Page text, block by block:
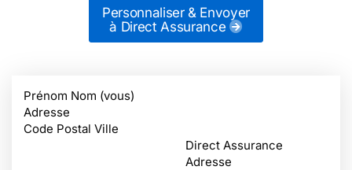
Personnaliser & Envoyer
à Direct Assurance
Prénom Nom (vous)
Adresse
Code Postal Ville
Direct Assurance
Adresse